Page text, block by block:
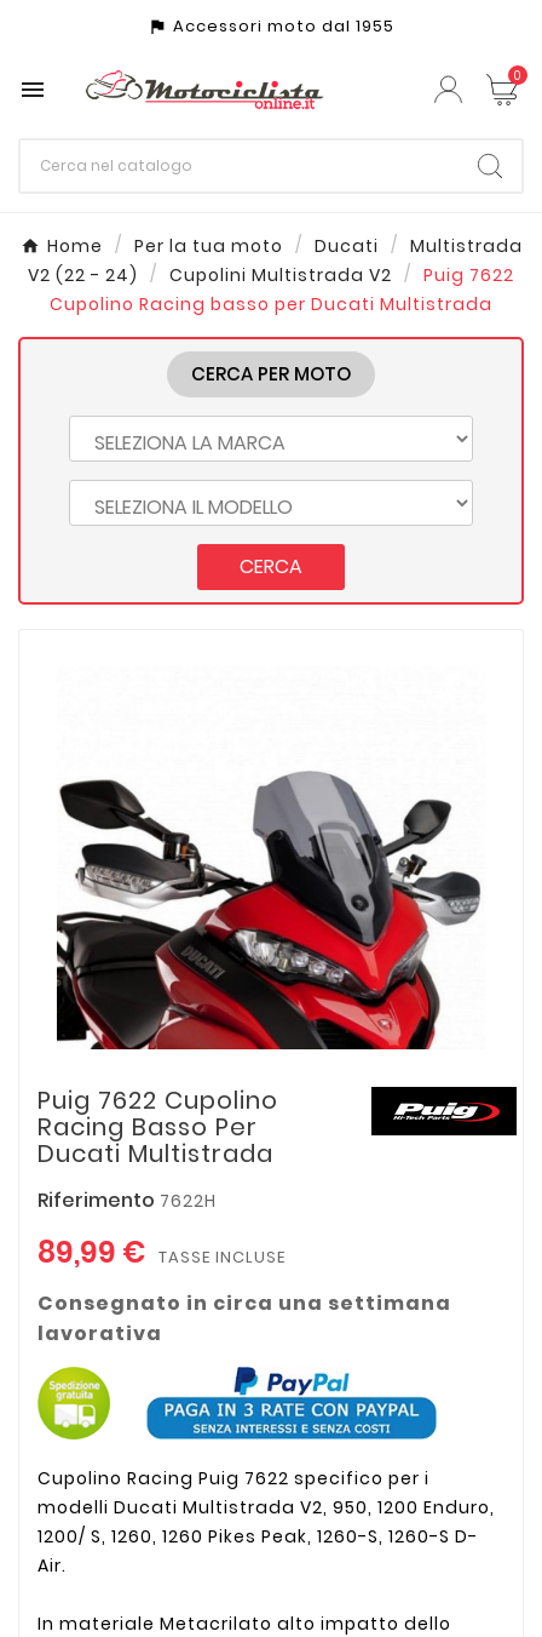
assistant_photo Accessori moto dal 1955
 0
Home Per la tua moto Ducati
Multistrada
V2 (22 - 24)
Cupolini Multistrada V2
Puig 7622
Cupolino Racing basso per Ducati Multistrada
CERCA PER MOTO
CERCA
Puig 7622 Cupolino
Racing Basso Per
Ducati Multistrada
Riferimento 7622H
89,99 € TASSE INCLUSE
Consegnato in circa una settimana
lavorativa
Cupolino Racing Puig 7622 specifico per i
modelli Ducati Multistrada V2, 950, 1200 Enduro,
1200/ S, 1260, 1260 Pikes Peak, 1260-S, 1260-S D-
Air.
In materiale Metacrilato alto impatto dello